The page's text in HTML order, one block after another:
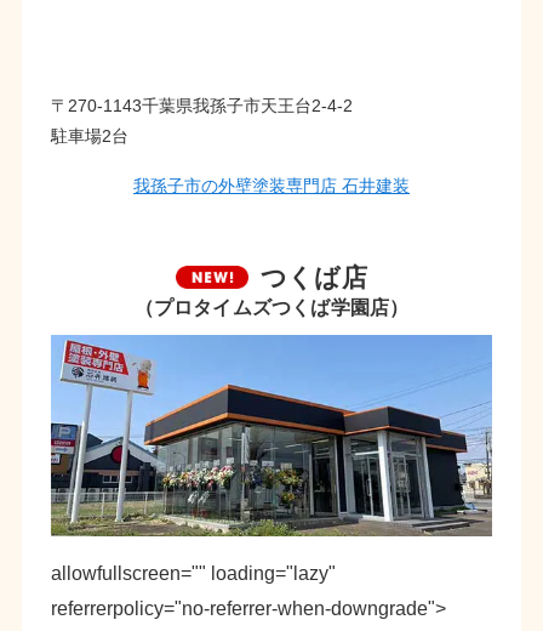
〒270-1143千葉県我孫子市天王台2-4-2
駐車場2台
我孫子市の外壁塗装専門店 石井建装
つくば店
（プロタイムズつくば学園店）
allowfullscreen="" loading="lazy"
referrerpolicy="no-referrer-when-downgrade">